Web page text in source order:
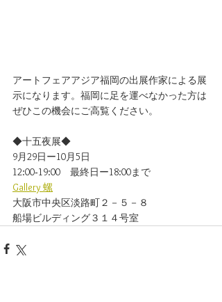
アートフェアアジア福岡の出展作家による展
示になります。福岡に足を運べなかった方は
ぜひこの機会にご高覧ください。
◆十五夜展◆
9月29日ー10月5日
12:00‐19:00　最終日ー18:00まで
Gallery 螺
大阪市中央区淡路町２－５－８
船場ビルディング３１４号室